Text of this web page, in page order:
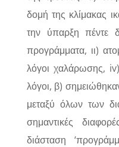
δομή της κλίμακας
την ύπαρξη πέντε
προγράμματα, ιι)
λόγοι χαλάρωσης, iv)
λόγοι, β)
μεταξύ όλων των
σημαντικές
διάσταση